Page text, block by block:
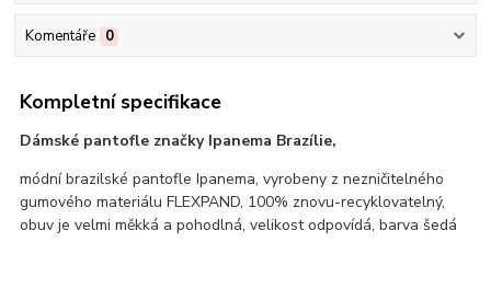
Komentáře 0
Kompletní specifikace
Dámské pantofle značky Ipanema Brazílie,
módní brazilské pantofle Ipanema, vyrobeny z nezničitelného
gumového materiálu FLEXPAND, 100% znovu-recyklovatelný,
obuv je velmi měkká a pohodlná, velikost odpovídá, barva šedá